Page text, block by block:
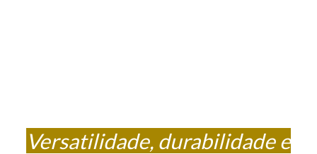
Versatilidade, durabilidade e